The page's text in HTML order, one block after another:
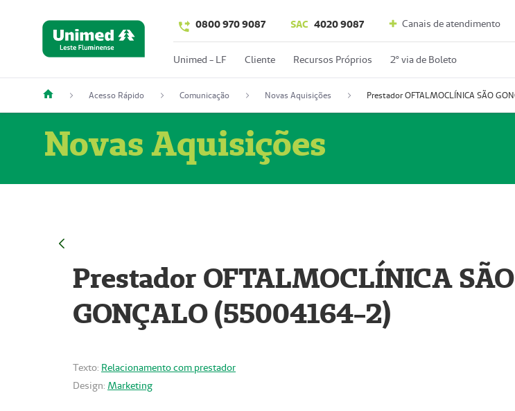
0800 970 9087 SAC 4020 9087 Canais de atendimento
Unimed - LF Cliente Recursos Próprios 2º via de Boleto
Acesso Rápido Comunicação Novas Aquisições
Novas Aquisições
Prestador OFTALMOCLÍNICA SÃO
GONÇALO (55004164-2)
Texto: Relacionamento com prestador
Design: Marketing